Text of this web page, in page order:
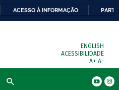
ACESSO À INFORMAÇÃO
ENGLISH
ACESSIBILIDADE
A+ A-